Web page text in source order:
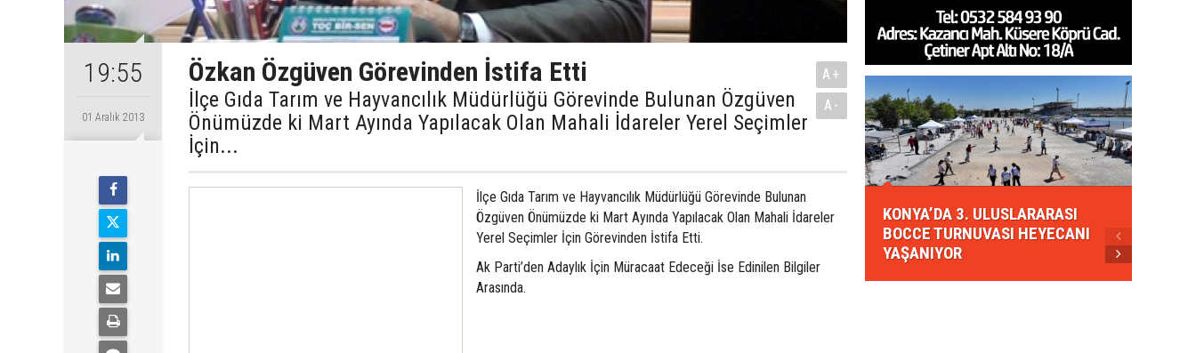
19:55
01 Aralık 2013
Özkan Özgüven Görevinden İstifa Etti
İlçe Gıda Tarım ve Hayvancılık Müdürlüğü Görevinde Bulunan Özgüven
Önümüzde ki Mart Ayında Yapılacak Olan Mahali İdareler Yerel Seçimler
İçin...
A+
A-
İlçe Gıda Tarım ve Hayvancılık Müdürlüğü Görevinde Bulunan
Özgüven Önümüzde ki Mart Ayında Yapılacak Olan Mahali İdareler
Yerel Seçimler İçin Görevinden İstifa Etti.
Ak Parti’den Adaylık İçin Müracaat Edeceği İse Edinilen Bilgiler
Arasında.
KONYA’DA 3. ULUSLARARASI
BOCCE TURNUVASI HEYECANI
YAŞANIYOR